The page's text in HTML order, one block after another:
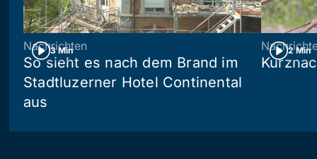
3 Min
Nachrichten
So sieht es nach dem Brand im
Stadtluzerner Hotel Continental
aus
2 Min